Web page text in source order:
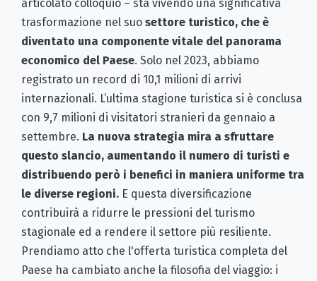
articolato colloquio – sta vivendo una significativa
trasformazione nel suo settore turistico, che è
diventato una componente vitale del panorama
economico del Paese. Solo nel 2023, abbiamo
registrato un record di 10,1 milioni di arrivi
internazionali. L’ultima stagione turistica si è conclusa
con 9,7 milioni di visitatori stranieri da gennaio a
settembre. La nuova strategia mira a sfruttare
questo slancio, aumentando il numero di turisti e
distribuendo però i benefici in maniera uniforme tra
le diverse regioni. E questa diversificazione
contribuirà a ridurre le pressioni del turismo
stagionale ed a rendere il settore più resiliente.
Prendiamo atto che l'offerta turistica completa del
Paese ha cambiato anche la filosofia del viaggio: i